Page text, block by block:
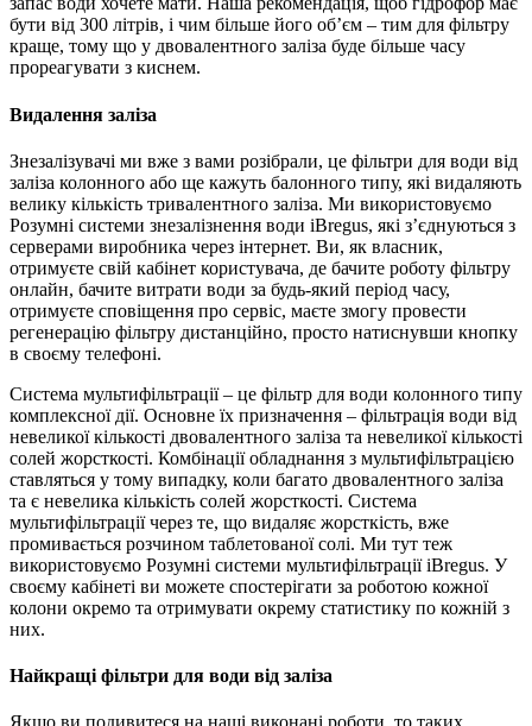
бути від 300 літрів, і чим більше його об’єм – тим для фільтру
краще, тому що у двовалентного заліза буде більше часу
прореагувати з киснем.
Видалення заліза
Знезалізувачі ми вже з вами розібрали, це фільтри для води від
заліза колонного або ще кажуть балонного типу, які видаляють
велику кількість тривалентного заліза. Ми використовуємо
Розумні системи знезалізнення води iBregus, які з’єднуються з
серверами виробника через інтернет. Ви, як власник,
отримуєте свій кабінет користувача, де бачите роботу фільтру
онлайн, бачите витрати води за будь-який період часу,
отримуєте сповіщення про сервіс, маєте змогу провести
регенерацію фільтру дистанційно, просто натиснувши кнопку
в своєму телефоні.
Система мультифільтрації – це фільтр для води колонного типу
комплексної дії. Основне їх призначення – фільтрація води від
невеликої кількості двовалентного заліза та невеликої кількості
солей жорсткості. Комбінації обладнання з мультифільтрацією
ставляться у тому випадку, коли багато двовалентного заліза
та є невелика кількість солей жорсткості. Система
мультифільтрації через те, що видаляє жорсткість, вже
промивається розчином таблетованої солі. Ми тут теж
використовуємо Розумні системи мультифільтрації iBregus. У
своєму кабінеті ви можете спостерігати за роботою кожної
колони окремо та отримувати окрему статистику по кожній з
них.
Найкращі фільтри для води від заліза